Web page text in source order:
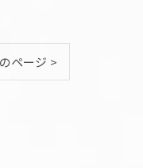
ページ >